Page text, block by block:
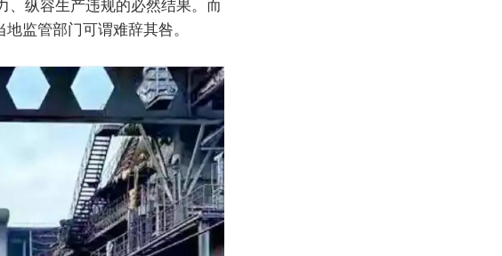
、纵容生产违规的必然结果。而
监管部门可谓难辞其咎。